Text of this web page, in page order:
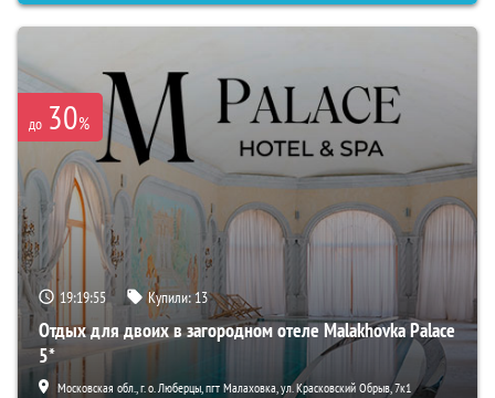
до 30%
19:19:53 Купили:13
Отдых для двоих в загородном отеле Malakhovka Palace
5*
Московская обл., г. о. Люберцы, пгт Малаховка, ул. Красковский Обрыв, 7к1